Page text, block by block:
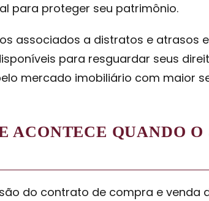
para proteger seu patrimônio.
associados a distratos e atrasos
para resguardar seus
mercado imobiliário com maior
QUANDO O
do contrato de compra e venda